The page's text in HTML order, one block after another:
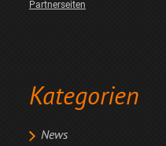
Partnerseiten
Kategorien
News